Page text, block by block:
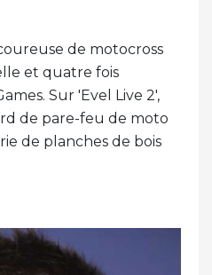
de motocross
et quatre fois
Sur 'Evel Live 2',
de pare-feu de moto
de planches de bois